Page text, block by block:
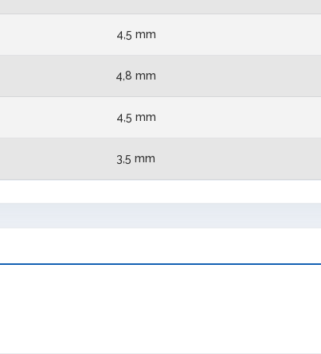
4,5 mm
4,8 mm
4,5 mm
3,5 mm